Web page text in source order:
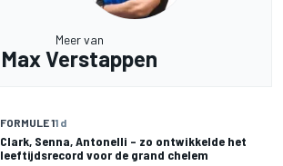
Meer van
Max Verstappen
FORMULE 11 d
Clark, Senna, Antonelli – zo ontwikkelde het
leeftijdsrecord voor de grand chelem